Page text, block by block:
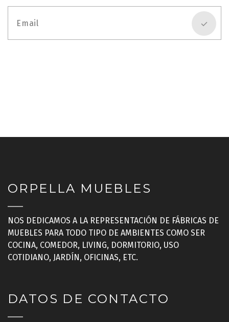
ORPELLA MUEBLES
NOS DEDICAMOS A LA REPRESENTACIÓN DE FÁBRICAS DE
MUEBLES PARA TODO TIPO DE AMBIENTES COMO SER
COCINA, COMEDOR, LIVING, DORMITORIO, USO
COTIDIANO, JARDÍN, OFICINAS, ETC.
DATOS DE CONTACTO